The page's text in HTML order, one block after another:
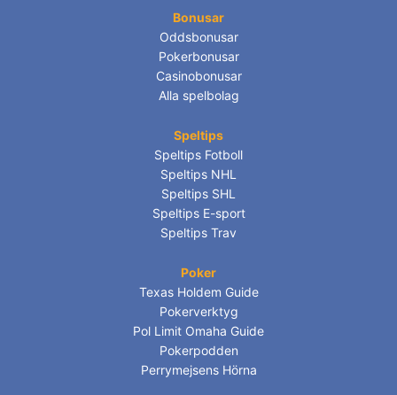
Bonusar
Oddsbonusar
Pokerbonusar
Casinobonusar
Alla spelbolag
Speltips
Speltips Fotboll
Speltips NHL
Speltips SHL
Speltips E-sport
Speltips Trav
Poker
Texas Holdem Guide
Pokerverktyg
Pol Limit Omaha Guide
Pokerpodden
Perrymejsens Hörna